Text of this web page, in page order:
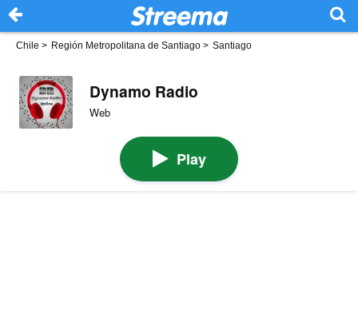
Chile > Región Metropolitana de Santiago > Santiago
Dynamo Radio
Web
Play